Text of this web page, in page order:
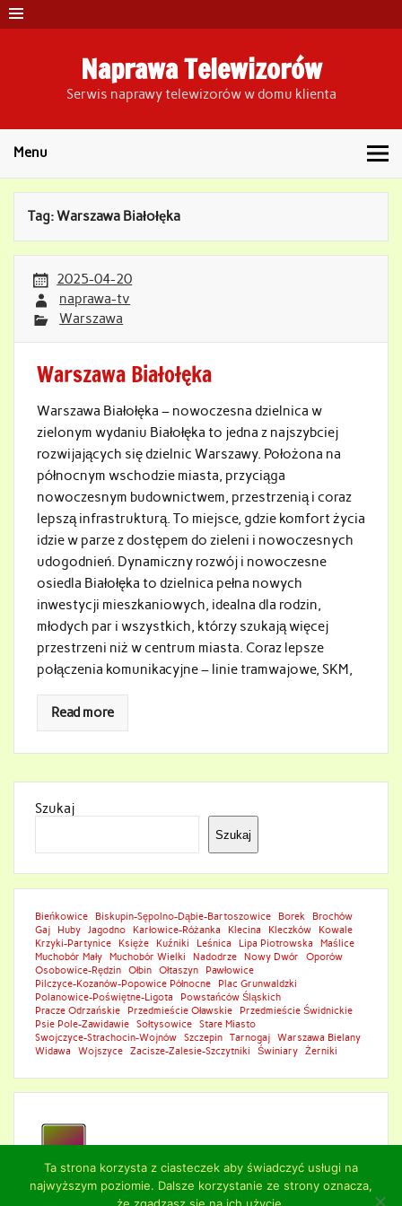
Skip
to
content
Naprawa Telewizorów
Serwis naprawy telewizorów w domu klienta
Menu
Tag:Warszawa Białołęka
2025-04-20
naprawa-tv
Warszawa
Warszawa Białołęka
Warszawa Białołęka – nowoczesna dzielnica w
zielonym wydaniu Białołęka to jedna z najszybciej
rozwijających się dzielnic Warszawy. Położona na
północnym wschodzie miasta, przyciąga
nowoczesnym budownictwem, przestrzenią i coraz
lepszą infrastrukturą. To miejsce, gdzie komfort życia
idzie w parze z dostępem do zieleni i nowoczesnych
udogodnień. Dynamiczny rozwój i nowoczesne
osiedla Białołęka to dzielnica pełna nowych
inwestycji mieszkaniowych, idealna dla rodzin,
młodych par i wszystkich, którzy szukają więcej
przestrzeni niż w centrum miasta. Coraz lepsze
połączenia komunikacyjne – linie tramwajowe, SKM,
Read more
Szukaj
Szukaj
Bieńkowice Biskupin-Sępolno-Dąbie-Bartoszowice Borek
Brochów
Gaj
Huby Jagodno Karłowice-Różanka Klecina Kleczków
Kowale
Krzyki-Partynice
Księże Kuźniki Leśnica Lipa Piotrowska
Maślice
Muchobór Mały
Muchobór Wielki Nadodrze Nowy Dwór
Oporów
Osobowice-Rędzin
Ołbin Ołtaszyn
Pawłowice
Pilczyce-Kozanów-Popowice Północne
Plac Grunwaldzki
Polanowice-Poświętne-Ligota
Powstańców Śląskich
Pracze Odrzańskie
Przedmieście Oławskie
Przedmieście Świdnickie
Psie Pole-Zawidawie
Sołtysowice
Stare Miasto
Swojczyce-Strachocin-Wojnów
Szczepin Tarnogaj
Warszawa Bielany
Widawa
Wojszyce Zacisze-Zalesie-Szczytniki Świniary Żerniki
Ta strona korzysta z ciasteczek aby świadczyć usługi na
najwyższym poziomie. Dalsze korzystanie ze strony oznacza,